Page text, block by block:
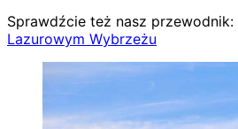
Sprawdźcie też nasz przewodnik:
Lazurowym Wybrzeżu